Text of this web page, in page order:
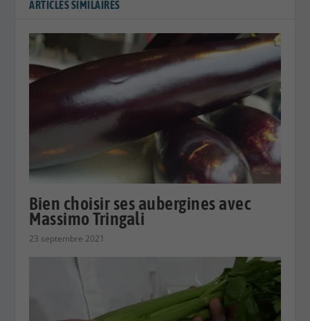
ARTICLES SIMILAIRES
Bien choisir ses aubergines avec
Massimo Tringali
23 septembre 2021